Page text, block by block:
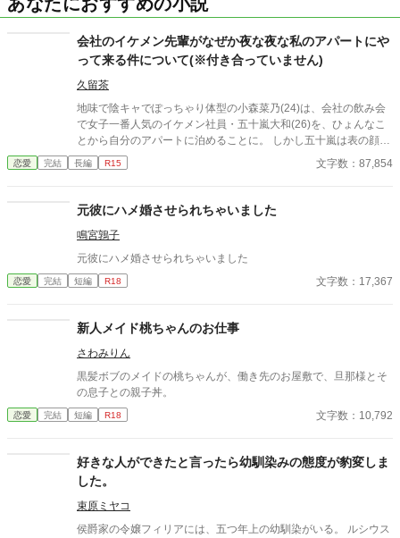
会社のイケメン先輩がなぜか夜な夜な私のアパートにや
って来る件について(※付き合っていません)
久留茶
地味で陰キャでぽっちゃり体型の小森菜乃(24)は、会社の飲み会
で女子一番人気のイケメン社員・五十嵐大和(26)を、ひょんなこ
とから自分のアパートに泊めることに。 しかし五十嵐は表の顔と
は別に、腹黒でひと癖もふた癖もある男だった。 「お前は俺の恋
愛対象外。ヤル気も全く起きない安全地帯」 ――酷い言葉に、菜
夜な夜な菜乃のもとへ現れるようになり……？ 溺愛×性格に難あ
刺激が詰まったオフィスラブコメディ！ ✽全28話完結 ✽辛口で過
激な発言あり。苦手な方はご注意ください。 ✽他誌にも掲載中で
た。 →表紙はイラストをGrok タイトルをChatGPTでAI生成して
恋愛 完結 長編 R15 文字数：87,854
元彼にハメ婚させられちゃいました
鳴宮鶉子
元彼にハメ婚させられちゃいました
恋愛 完結 短編 R18 文字数：17,367
新人メイド桃ちゃんのお仕事
さわみりん
黒髪ボブのメイドの桃ちゃんが、働き先のお屋敷で、旦那様とそ
の息子との親子丼。
恋愛 完結 短編 R18 文字数：10,792
好きな人ができたと言ったら幼馴染みの態度が豹変しま
した。
束原ミヤコ
侯爵家の令嬢フィリアには、五つ年上の幼馴染がいる。 ルシウス